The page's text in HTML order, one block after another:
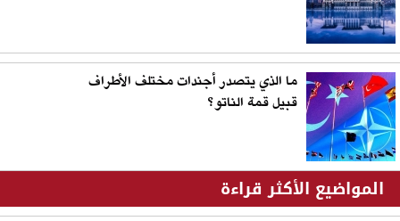
ما الذي يتصدر أجندات مختلف الأطراف
قبيل قمة الناتو؟
المواضيع الأكثر قراءة